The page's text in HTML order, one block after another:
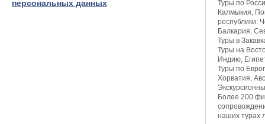
персональных данных
Туры по
Калмыкия,
республики:
Балкария,
Туры в
Туры на
Индию,
Туры по
Хорватия,
Более 200
наших турах